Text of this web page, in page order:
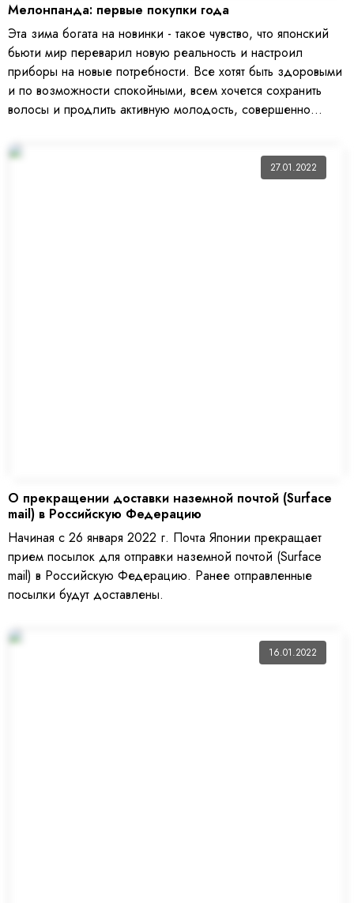
Мелонпанда: первые покупки года
Эта зима богата на новинки - такое чувство, что японский
бьюти мир переварил новую реальность и настроил
приборы на новые потребности. Все хотят быть здоровыми
и по возможности спокойными, всем хочется сохранить
волосы и продлить активную молодость, совершенно
Технологии расслабления и переключения с работы на
отдых и обратно, повышение качества питания, глубокий
уход за кожей головы, уход за интимными зонами не хуже
О прекращении доставки наземной почтой (Surface
mail) в Российскую Федерацию
Начиная с 26 января 2022 г. Почта Японии прекращает
прием посылок для отправки наземной почтой (Surface
mail) в Российскую Федерацию. Ранее отправленные
посылки будут доставлены.
27.01.2022
16.01.2022